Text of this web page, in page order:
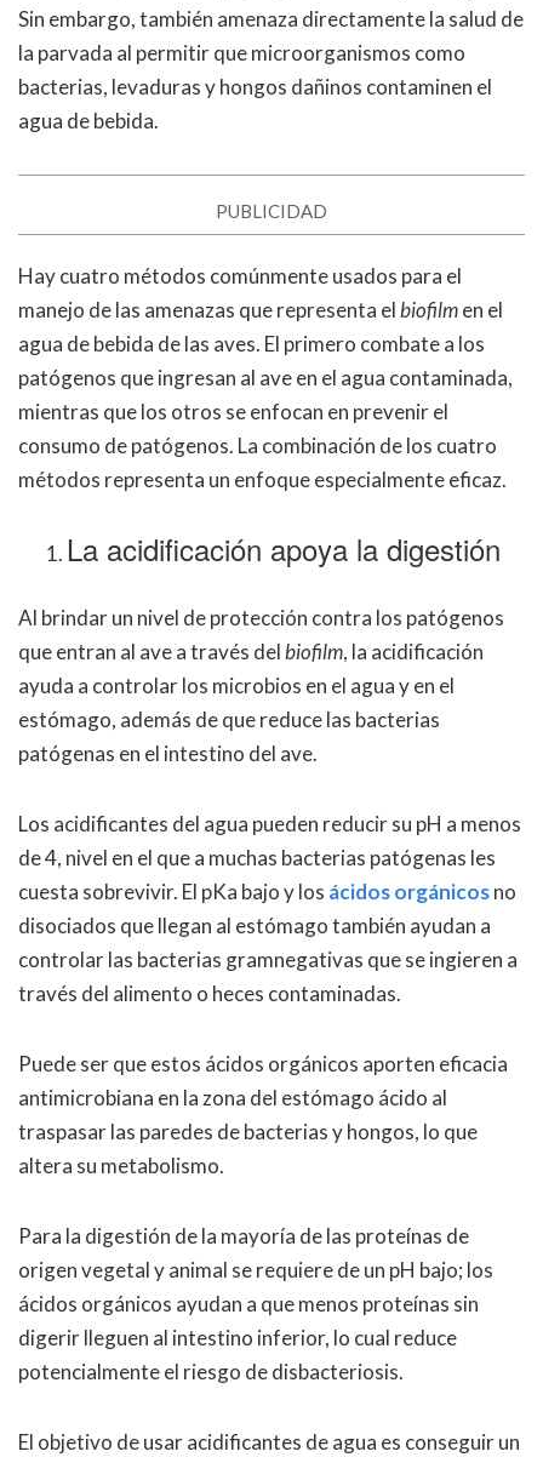
Sin embargo, también amenaza directamente la salud de
la parvada al permitir que microorganismos como
bacterias, levaduras y hongos dañinos contaminen el
agua de bebida.
PUBLICIDAD
Hay cuatro métodos comúnmente usados para el
manejo de las amenazas que representa elbiofilmen el
agua de bebida de las aves. El primero combate a los
patógenos que ingresan al ave en el agua contaminada,
mientras que los otros se enfocan en prevenir el
consumo de patógenos. La combinación de los cuatro
métodos representa un enfoque especialmente eficaz.
La acidificación apoya la digestión
Al brindar un nivel de protección contra los patógenos
que entran al ave a través delbiofilm, la acidificación
ayuda a controlar los microbios en el agua y en el
estómago, además de que reduce las bacterias
patógenas en el intestino del ave.
Los acidificantes del agua pueden reducir su pH a menos
de 4, nivel en el que a muchas bacterias patógenas les
cuesta sobrevivir. El pKa bajo y los ácidos orgánicosno
disociados que llegan al estómago también ayudan a
controlar las bacterias gramnegativas que se ingieren a
través del alimento o heces contaminadas.
Puede ser que estos ácidos orgánicos aporten eficacia
antimicrobiana en la zona del estómago ácido al
traspasar las paredes de bacterias y hongos, lo que
altera su metabolismo.
Para la digestión de la mayoría de las proteínas de
origen vegetal y animal se requiere de un pH bajo; los
ácidos orgánicos ayudan a que menos proteínas sin
digerir lleguen al intestino inferior, lo cual reduce
potencialmente el riesgo de disbacteriosis.
El objetivo de usar acidificantes de agua es conseguir un